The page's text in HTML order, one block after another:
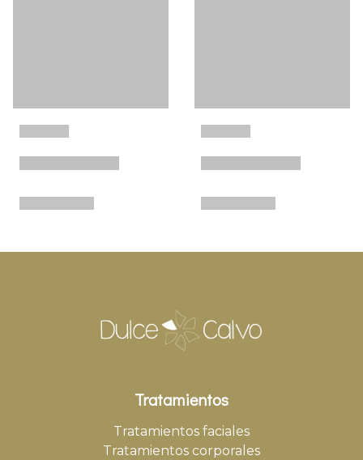
Tratamientos
Tratamientos faciales
Tratamientos corporales